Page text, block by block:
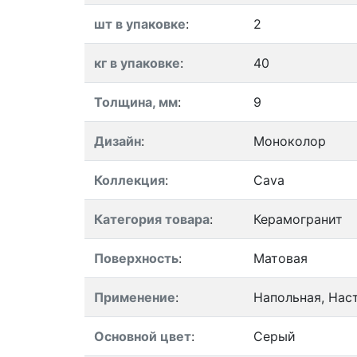
шт в упаковке: 2
кг в упаковке: 40
Толщина, мм: 9
Дизайн: Моноколор
Коллекция: Cava
Категория товара: Керамогранит
Поверхность: Матовая
Применение: Напольная,
Основной цвет: Серый